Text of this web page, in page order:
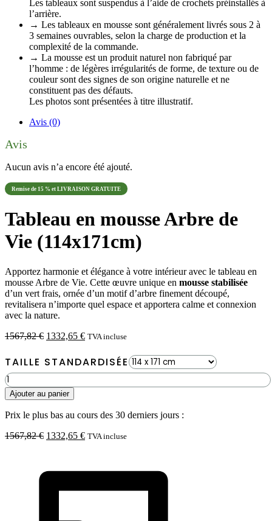
Les tableaux sont suspendus à l’aide de crochets préinstallés à
l’arrière.
→ Les tableaux en mousse sont généralement livrés sous 2 à
3 semaines ouvrables, selon la charge de production et la
complexité de la commande.
→ La mousse est un produit naturel non fabriqué par
l’homme : de légères irrégularités de forme, de texture ou de
couleur sont des signes de son origine naturelle et ne
constituent pas des défauts.
Les photos sont présentées à titre illustratif.
Avis (0)
Avis
Aucun avis n’a encore été ajouté.
Remise de 15 % et LIVRAISON GRATUITE
Tableau en mousse Arbre de
Vie (114x171cm)
Apportez harmonie et élégance à votre intérieur avec le tableau en
mousse Arbre de Vie. Cette œuvre unique en mousse stabilisée
d’un vert frais, ornée d’un motif d’arbre finement découpé,
revitalisera n’importe quel espace et apportera calme et connexion
avec la nature.
1567,82€ Le
initial
était :
1332,65 €Le
actuel
est :
TVA incluse
TAILLE STANDARDISÉE
quantité
de
Tableau
en
mousse
Arbre
Ajouter au panier
Prix le plus bas au cours des 30 derniers jours :
1567,82€ Le
1332,65 €Le
TVA incluse